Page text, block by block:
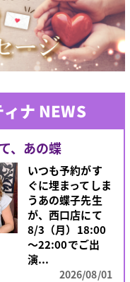
ィナ NEWS
、あの蝶
いつも予約がす
ぐに埋まってしま
うあの蝶子先生
が、西口店にて
8/3（月）18:00
～22:00でご出
演...
2026/08/01